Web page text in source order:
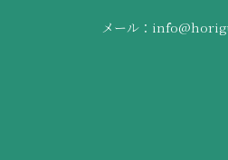
メール：